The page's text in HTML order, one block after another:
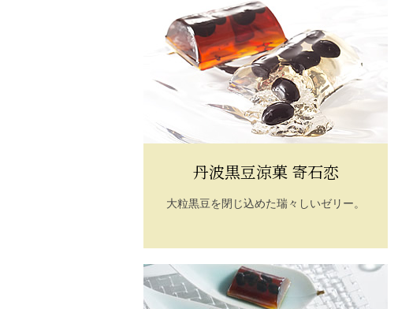
丹波黒豆涼菓 寄石恋
大粒黒豆を閉じ込めた瑞々しいゼリー。